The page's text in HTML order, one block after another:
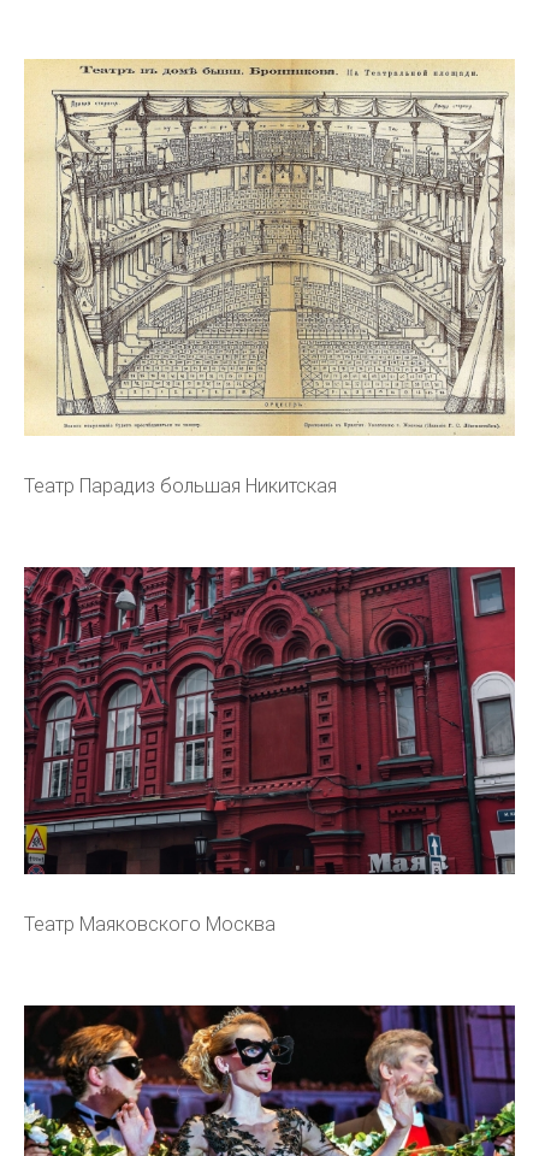
Театр Парадиз большая Никитская
Театр Маяковского Москва